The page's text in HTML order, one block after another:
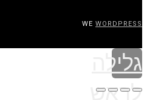
WE WORDPRESS
גלילה
לראש